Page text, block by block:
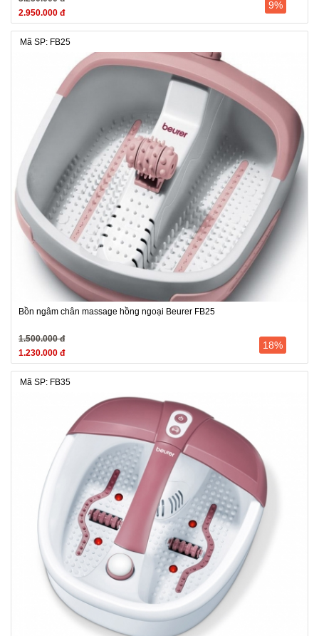
2.950.000 đ
9%
Mã SP: FB25
Bồn ngâm chân massage hồng ngoại Beurer FB25
1.500.000 đ
1.230.000 đ
18%
Mã SP: FB35